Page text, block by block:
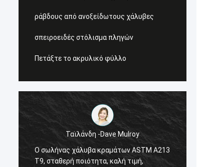
ράβδους από ανοξείδωτους χάλυβες
σπειροειδές στόλισμα πληγών
Πετάξτε το ακρυλικό φύλλο
Ταϊλάνδη -Dave Mulroy
Ο σωλήνας χάλυβα κραμάτων ASTM A213
T9, σταθερή ποιότητα, καλή τιμή,